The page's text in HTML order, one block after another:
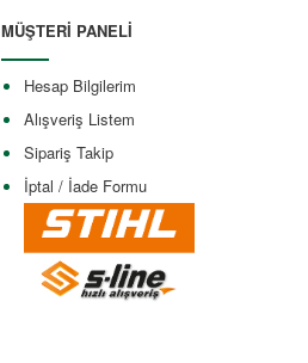
MÜŞTERİ PANELİ
Hesap Bilgilerim
Alışveriş Listem
Sipariş Takip
İptal / İade Formu